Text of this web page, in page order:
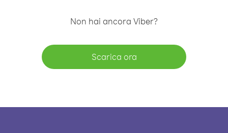
Non hai ancora Viber?
Scarica ora